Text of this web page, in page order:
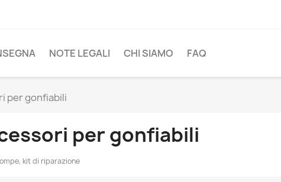
NOTE LEGALI CHI SIAMO FAQ
per gonfiabili
per gonfiabili
kit di riparazione